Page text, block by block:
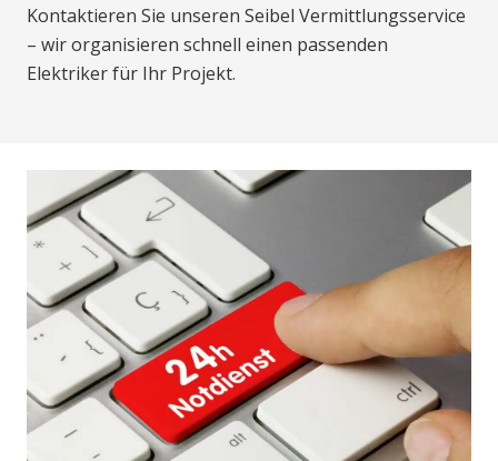
Kontaktieren Sie unseren Seibel Vermittlungsservice
– wir organisieren schnell einen passenden
Elektriker für Ihr Projekt.